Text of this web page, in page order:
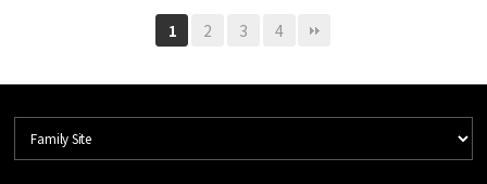
1 2 3 4